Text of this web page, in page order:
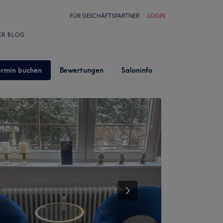
FÜR GESCHÄFTSPARTNER LOGIN
BLOG
buchen Bewertungen Saloninfo